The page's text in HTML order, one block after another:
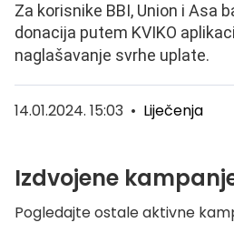
Za korisnike BBI, Union i Asa
donacija putem KVIKO
naglašavanje svrhe uplate.
14.01.2024. 15:03 • Liječenja
Izdvojene
Pogledajte ostale aktivne